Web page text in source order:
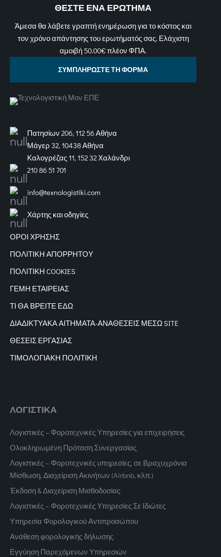
ΘΕΣΤΕ ΕΝΑ ΕΡΩΤΗΜΑ
Άμεσα θα λάβετε γραπτή ενημέρωση για το κόστος και
τον χρόνο απάντησης του ερωτήματός σας. Ελάχιστη
αμοιβή 50.00€ πλέον ΦΠΑ.
ΣΥΜΠΛΗΡΩΣΤΕ ΤΗ ΦΟΡΜΑ
Πατησίων 206, 112 56 Αθήνα
Μάγερ 32, 10438 Αθήνα
Καλογρέζας 11, 152 32 Χαλάνδρι
210 86 51 701
info@texnologistiki.com
Χάρτης και οδηγίες
ΟΡΟΙ ΧΡΗΣΗΣ
ΠΟΛΙΤΙΚΗ ΑΠΟΡΡΗΤΟΥ
ΠΟΛΙΤΙΚΗ COOKIES
ΓΕΜΗ ΕΤΑΙΡΕΙΑΣ
ΤΙ ΘΑ ΒΡΕΙΤΕ ΕΔΩ
ΔΙΑΔΙΚΤΥΑΚΑΑΙΤΗΜΑΤΑ-ΑΝΑΘΕΣΕΙΣ ΜΕΣΩ SITE
ΘΕΣΕΙΣ ΕΡΓΑΣΙΑΣ
ΤΙΜΟΛΟΓΙΑΚΗ ΠΟΛΙΤΙΚΗ
ΛΟΓΙΣΤΙΚΑ
Λογιστικές – Φοροτεχνικές Υπηρεσίες για επιχειρήσεις
Ολοκληρωμένη Πρόταση Συνεργασίας
Λογιστικές – Φοροτεχνικές υπηρεσίες, σε Βραχυχρόνια
Μίσθωση, Διαχείριση Ακινήτων (Airbnb, κλπ.)
Έκδοση & Διαχείριση Μισθοδοσίας
Λογιστικές – Φοροτεχνικές Υπηρεσίες Σε Ιδιώτες
Υπηρεσία Φορολογικού Αντιπροσώπου
Ανάθεση φορολογικής δήλωσης
Εγγύηση Παρεχόμενων Υπηρεσιών